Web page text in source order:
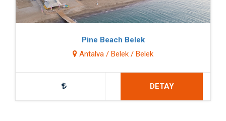
Pine Beach Belek
Antalya / Belek / Belek
DETAY